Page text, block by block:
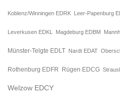
Koblenz/Winningen EDRK Leer-Papenburg
Leverkusen EDKL Magdeburg EDBM
Münster-Telgte EDLT Nardt EDAT
Rothenburg EDFR Rügen EDCG
Welzow EDCY